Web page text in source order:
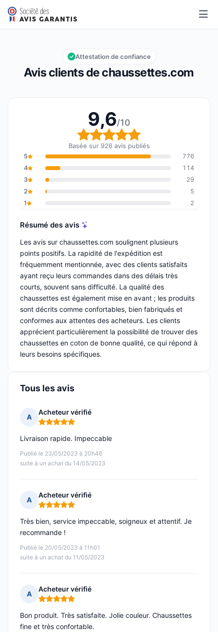
chaussettes.com
Note globale : 9,6 sur 10
9,6/10
Avis clients de chaussettes.com
Attestation de confiance
9,6/10
Note globale : 9,6 sur
Basée sur 926 avis publiés
5
776
4
114
3
29
2
5
1
2
Résumé des avis
Les avis sur chaussettes.com soulignent plusieurs
points positifs. La rapidité de l'expédition est
fréquemment mentionnée, avec des clients satisfaits
ayant reçu leurs commandes dans des délais très
courts, souvent sans difficulté. La qualité des
chaussettes est également mise en avant ; les produits
sont décrits comme confortables, bien fabriqués et
conformes aux attentes des acheteurs. Les clients
apprécient particulièrement la possibilité de trouver des
chaussettes en coton de bonne qualité, ce qui répond à
leurs besoins spécifiques.
Tous les avis
A
Acheteur vérifié
Note : 5 sur 5
Publié le 23/05/2023 à 20h46
suite à un achat du 14/05/2023
Livraison rapide. Impeccable
A
Acheteur vérifié
Note : 5 sur 5
Publié le 20/05/2023 à 11h01
suite à un achat du 11/05/2023
Très bien, service impeccable, soigneux et attentif. Je
recommande !
A
Acheteur vérifié
Note : 5 sur 5
Bon produit. Très satisfaite. Jolie couleur. Chaussettes
fine et très confortable.